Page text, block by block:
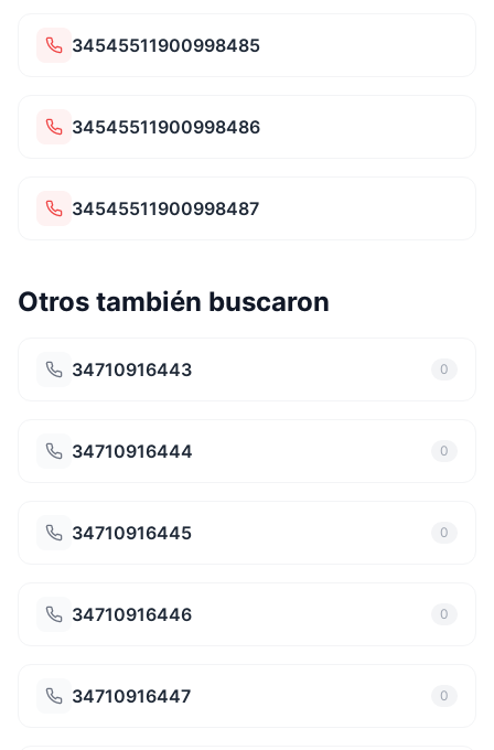
34545511900998485
34545511900998486
34545511900998487
Otros también buscaron
34710916443 0
34710916444 0
34710916445 0
34710916446 0
34710916447 0